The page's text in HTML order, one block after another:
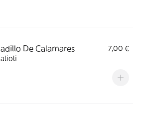
De Calamares
7,00 €